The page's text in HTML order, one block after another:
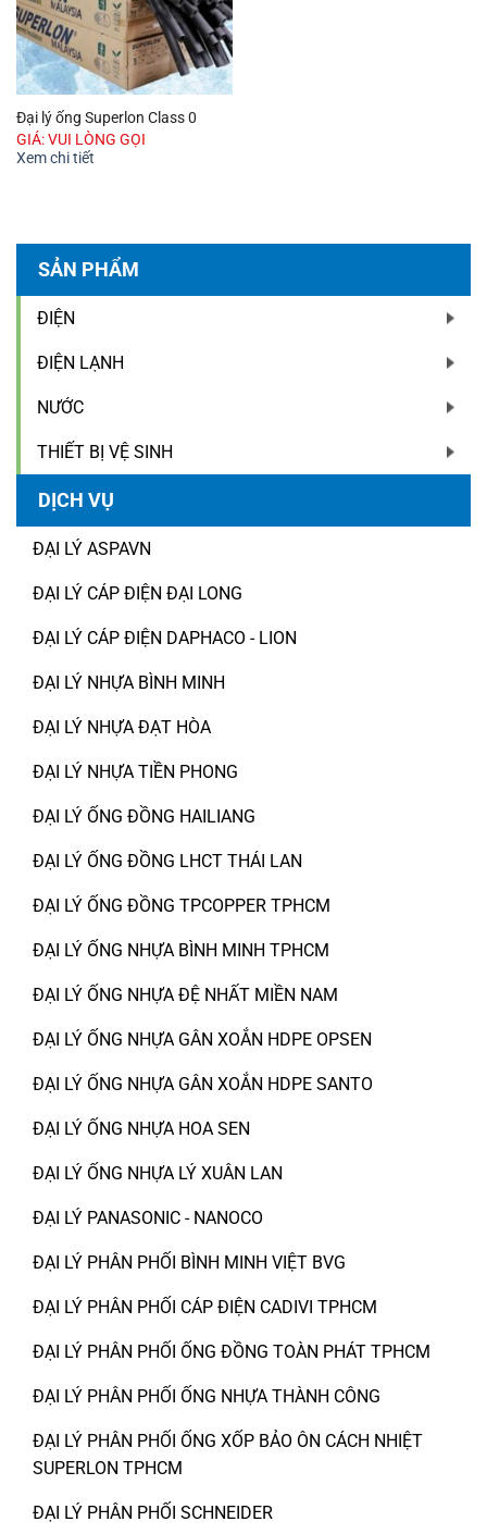
SẢN PHẨM
ĐIỆN
ĐIỆN LẠNH
NƯỚC
THIẾT BỊ VỆ SINH
DỊCH VỤ
ĐẠI LÝ ASPAVN
ĐẠI LÝ CÁP ĐIỆN ĐẠI LONG
ĐẠI LÝ CÁP ĐIỆN DAPHACO - LION
ĐẠI LÝ NHỰA BÌNH MINH
ĐẠI LÝ NHỰA ĐẠT HÒA
ĐẠI LÝ NHỰA TIỀN PHONG
ĐẠI LÝ ỐNG ĐỒNG HAILIANG
ĐẠI LÝ ỐNG ĐỒNG LHCT THÁI LAN
ĐẠI LÝ ỐNG ĐỒNG TPCOPPER TPHCM
ĐẠI LÝ ỐNG NHỰA BÌNH MINH TPHCM
ĐẠI LÝ ỐNG NHỰA ĐỆ NHẤT MIỀN NAM
ĐẠI LÝ ỐNG NHỰA GÂN XOẮN HDPE OPSEN
ĐẠI LÝ ỐNG NHỰA GÂN XOẮN HDPE SANTO
ĐẠI LÝ ỐNG NHỰA HOA SEN
ĐẠI LÝ ỐNG NHỰA LÝ XUÂN LAN
ĐẠI LÝ PANASONIC - NANOCO
ĐẠI LÝ PHÂN PHỐI BÌNH MINH VIỆT BVG
ĐẠI LÝ PHÂN PHỐI CÁP ĐIỆN CADIVI TPHCM
ĐẠI LÝ PHÂN PHỐI ỐNG ĐỒNG TOÀN PHÁT TPHCM
ĐẠI LÝ PHÂN PHỐI ỐNG NHỰA THÀNH CÔNG
ĐẠI LÝ PHÂN PHỐI ỐNG XỐP BẢO ÔN CÁCH NHIỆT
SUPERLON TPHCM
ĐẠI LÝ PHÂN PHỐI SCHNEIDER
Đại lý ống Superlon Class 0
GIÁ: VUI LÒNG GỌI
Xem chi tiết